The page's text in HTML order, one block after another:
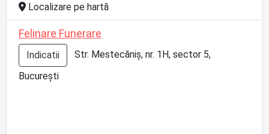
Localizare pe hartă
Felinare Funerare
Indicatii
Str. Mestecăniș, nr. 1H, sector 5,
București